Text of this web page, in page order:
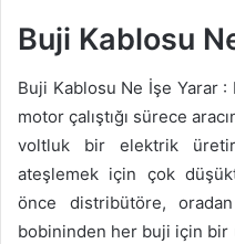
Buji Kablosu
Buji Kablosu Ne İşe Yarar :
motor çalıştığı sürece
voltluk bir elektrik
ateşlemek için çok
önce distribütöre,
bobininden her buji için bir